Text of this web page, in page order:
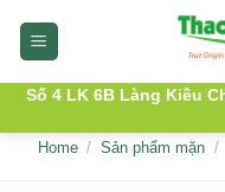
Số 4 LK 6B Làng Kiều
Home / Sản phẩm mặn /